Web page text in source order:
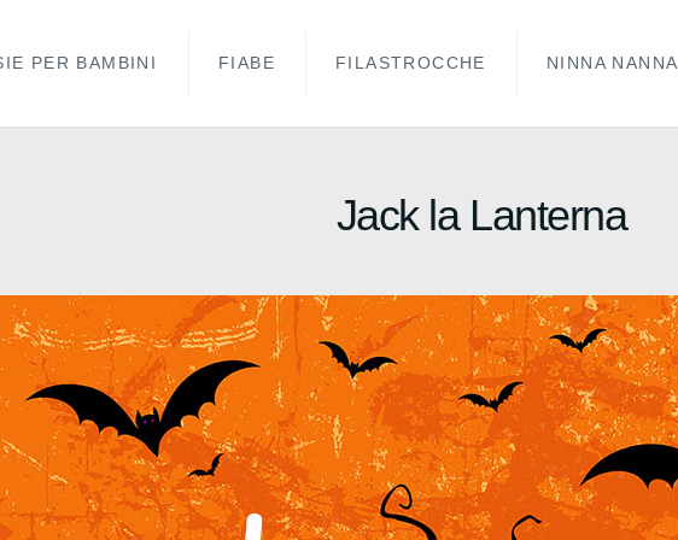
PER BAMBINI FIABE FILASTROCCHE NINNA NANNA
Jack la Lanterna